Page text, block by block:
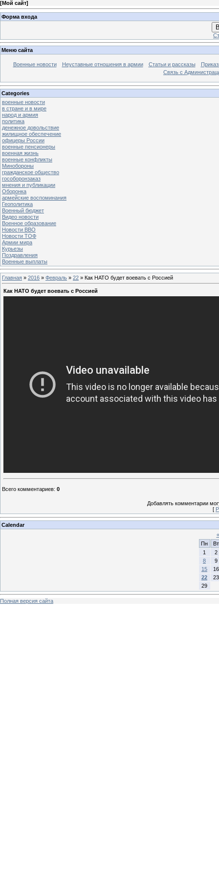
[Мой сайт]
Форма входа
Меню сайта
Военные новости Неуставные отношения в армии Статьи и рассказы
Связь с
Categories
военные новости
в стране и в мире
народ и армия
политика
денежное довольствие
жилищное обеспечение
офицеры России
военные пенсионеры
военная жизнь
военные конфликты
Минобороны
гражданское общество
гособоронзаказ
мнения и публикации
Оборонка
армейские воспоминания
Геополитика
Военный бюджет
Видео новости
Военное образование
Новости ВВО
Новости ТОФ
Армии мира
Курьезы
Поздравления
Военные выплаты
Главная » 2016 » Февраль » 22 » Как НАТО будет воевать с Россией
Как НАТО будет воевать с Россией
Всего комментариев: 0
Добавлять комментарии
[
Calendar
«
Пн
Вт
1
2
8
9
15
16
22
23
29
Полная версия сайта